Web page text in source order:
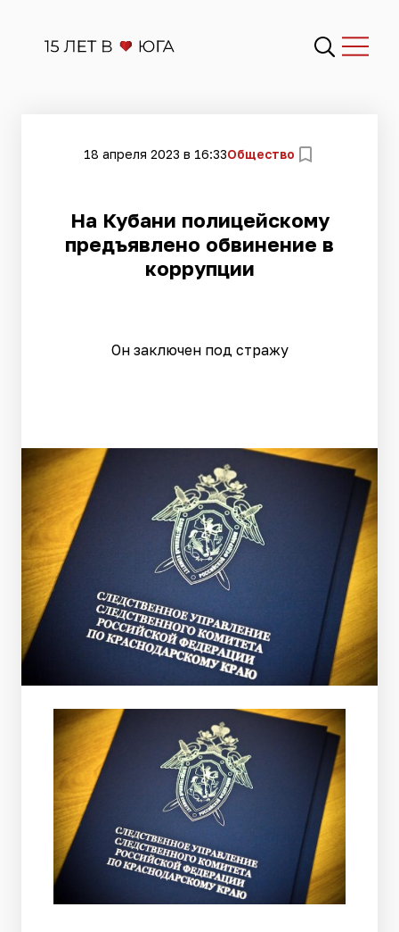
18 апреля 2023 в 16:33Общество
На Кубани полицейскому
предъявлено обвинение в
коррупции
Он заключен под стражу